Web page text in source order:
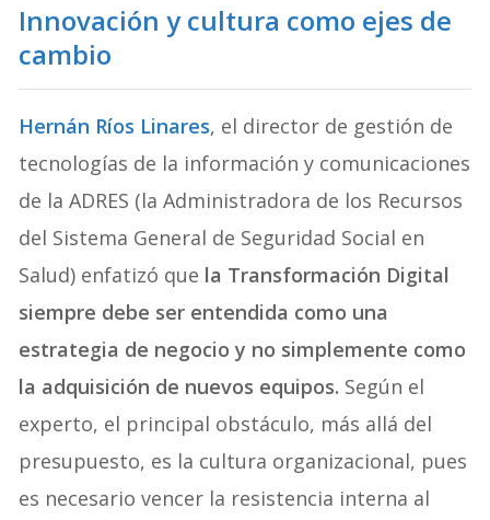
Innovación y cultura como ejes de
cambio
Hernán Ríos Linares, el director de gestión de
tecnologías de la información y comunicaciones
de la ADRES (la Administradora de los Recursos
del Sistema General de Seguridad Social en
Salud) enfatizó que la Transformación Digital
siempre debe ser entendida como una
estrategia de negocio y no simplemente como
la adquisición de nuevos equipos. Según el
experto, el principal obstáculo, más allá del
presupuesto, es la cultura organizacional, pues
es necesario vencer la resistencia interna al